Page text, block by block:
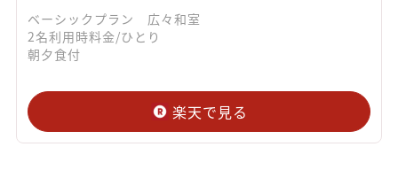
ベーシックプラン 広々和室
2名利用時料金/ひとり
朝夕食付
楽天で見る